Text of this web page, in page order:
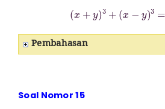
x y) 3+ ( 3=
Pembahasan
Soal Nomor 15